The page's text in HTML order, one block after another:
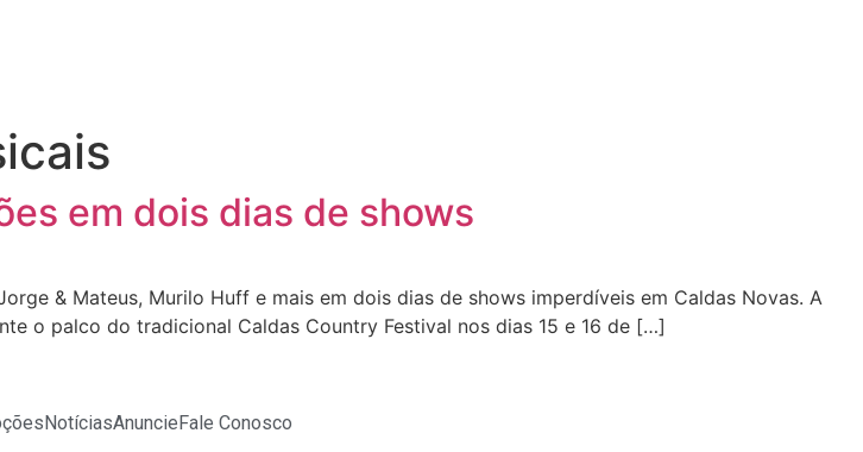
em dois dias de shows
& Mateus, Murilo Huff e mais em dois dias de shows imperdíveis em Caldas Novas. A
o palco do tradicional Caldas Country Festival nos dias 15 e 16 de […]
NotíciasAnuncie Fale Conosco